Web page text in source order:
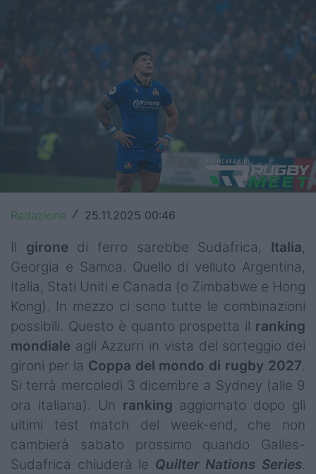
United Rugby Championship
Premiership
Champions Cup
Challenge Cup
World Rugby
Rugby World Cup
Super Rugby
Rugby in TV
Mercato
Serie A Elite
Campionati
Serie A
Redazione / 25.11.2025 00:46
Il girone di ferro sarebbe Sudafrica, Italia,
Georgia e Samoa. Quello di velluto Argentina,
Italia, Stati Uniti e Canada (o Zimbabwe e Hong
Kong). In mezzo ci sono tutte le combinazioni
possibili. Questo è quanto prospetta il ranking
mondiale agli Azzurri in vista del sorteggio dei
gironi per la Coppa del mondo di rugby 2027.
Si terrà mercoledì 3 dicembre a Sydney (alle 9
ora italiana). Un ranking aggiornato dopo gli
ultimi test match del week-end, che non
cambierà sabato prossimo quando Galles-
Sudafrica chiuderà le Quilter Nations Series.